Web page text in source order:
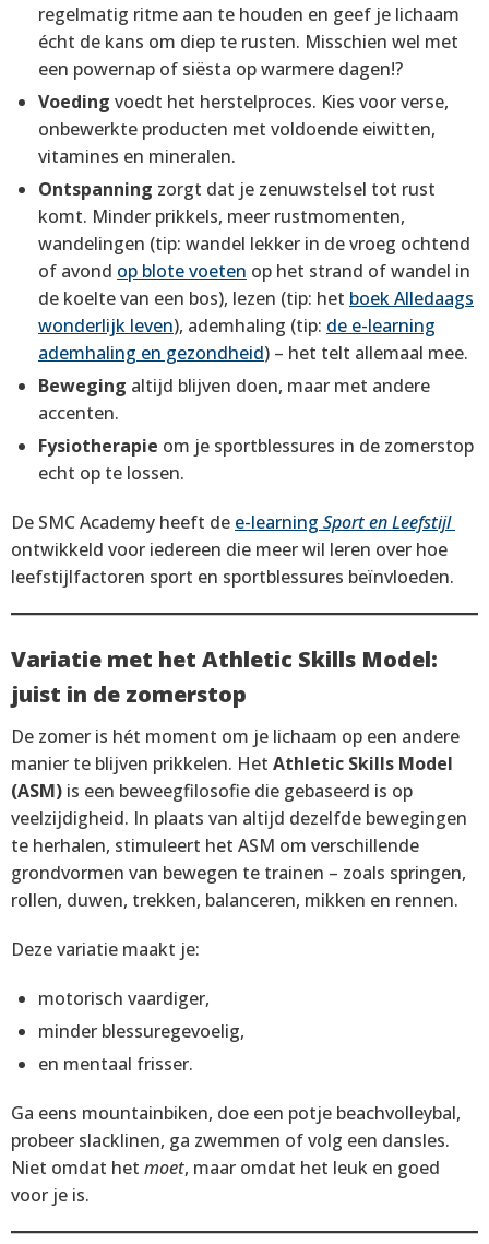
regelmatig ritme aan te houden en geef je lichaam
écht de kans om diep te rusten. Misschien wel met
een powernap of siësta op warmere dagen!?
Voeding voedt het herstelproces. Kies voor verse,
onbewerkte producten met voldoende eiwitten,
vitamines en mineralen.
Ontspanning zorgt dat je zenuwstelsel tot rust
komt. Minder prikkels, meer rustmomenten,
wandelingen (tip: wandel lekker in de vroeg ochtend
of avond op blote voeten op het strand of wandel in
de koelte van een bos), lezen (tip: het boek Alledaags
wonderlijk leven), ademhaling (tip: de e-learning
ademhaling en gezondheid) – het telt allemaal mee.
Beweging altijd blijven doen, maar met andere
accenten.
Fysiotherapie om je sportblessures in de zomerstop
echt op te lossen.
De SMC Academy heeft de e-learning Sport en Leefstijl
ontwikkeld voor iedereen die meer wil leren over hoe
leefstijlfactoren sport en sportblessures beïnvloeden.
Variatie met het Athletic Skills Model:
juist in de zomerstop
De zomer is hét moment om je lichaam op een andere
manier te blijven prikkelen. Het Athletic Skills Model
(ASM) is een beweegfilosofie die gebaseerd is op
veelzijdigheid. In plaats van altijd dezelfde bewegingen
te herhalen, stimuleert het ASM om verschillende
grondvormen van bewegen te trainen – zoals springen,
rollen, duwen, trekken, balanceren, mikken en rennen.
Deze variatie maakt je:
motorisch vaardiger,
minder blessuregevoelig,
en mentaal frisser.
Ga eens mountainbiken, doe een potje beachvolleybal,
probeer slacklinen, ga zwemmen of volg een dansles.
Niet omdat het moet, maar omdat het leuk en goed
voor je is.